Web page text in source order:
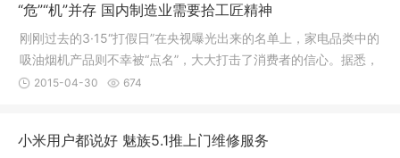
“危”“机”并存 国内制造业需要拾工匠精神
刚刚过去的3·15“打假日”在央视曝光出来的名单上，家电品类中的
吸油烟机产品则不幸被“点名”，大大打击了消费者的信心。据悉，
中国燃气具行业产品质量并没有想象的那么乐观，很多厂家为了
回对消费者的信任，实现诚信上的升级换代。燃气具行业，需要
2015-04-30 674
小米用户都说好 魅族5.1推上门维修服务